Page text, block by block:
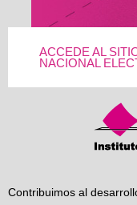
ACCEDE AL
NACIONAL
Contribuimos al